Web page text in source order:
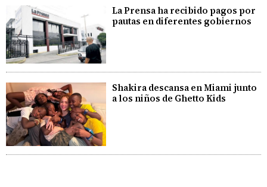
La Prensa ha recibido pagos por
pautas en diferentes gobiernos
Shakira descansa en Miami junto
a los niños de Ghetto Kids